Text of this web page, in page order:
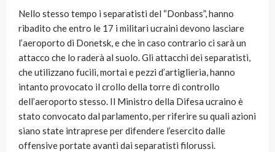
Nello stesso tempo i separatisti del “Donbass”, hanno
ribadito che entro le 17 i militari ucraini devono lasciare
l’aeroporto di Donetsk, e che in caso contrario ci sarà un
attacco che lo raderà al suolo. Gli attacchi dei separatisti,
che utilizzano fucili, mortai e pezzi d’artiglieria, hanno
intanto provocato il crollo della torre di controllo
dell’aeroporto stesso. Il Ministro della Difesa ucraino è
stato convocato dal parlamento, per riferire su quali azioni
siano state intraprese per difendere l’esercito dalle
offensive portate avanti dai separatisti filorussi.